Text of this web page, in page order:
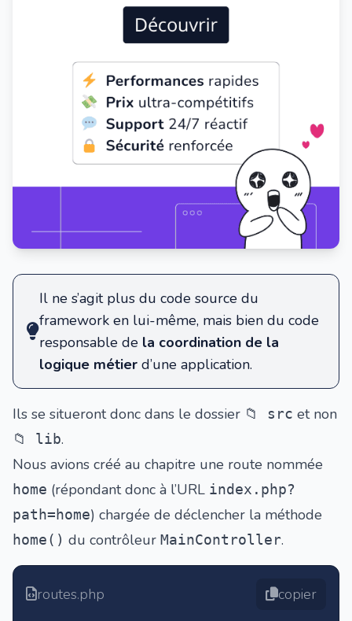
Il ne s’agit plus du code source du
framework en lui-même, mais bien du code
responsable de la coordination de la
logique métier d’une application.
Ils se situeront donc dans le dossier 📁 src et non
📁 lib.
Nous avions créé au chapitre une route nommée
home (répondant donc à l’URL index.php?
path=home) chargée de déclencher la méthode
home() du contrôleur MainController.
routes.php copier